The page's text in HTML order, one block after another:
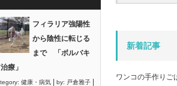
フィラリア強陽性
から陰性に転じる
まで 「ボルバキ
療」
健康・病気 by: 戸倉雅子
新着記事
ワンコの手作りご